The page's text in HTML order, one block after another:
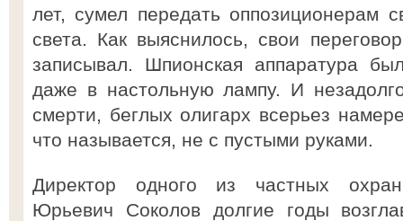
лет, сумел передать оппозиционерам
света. Как выяснилось, свои
записывал. Шпионская аппаратура
даже в настольную лампу. И
смерти, беглых олигарх всерьез
что называется, не с пустыми руками.
Директор одного из частных
Юрьевич Соколов долгие годы